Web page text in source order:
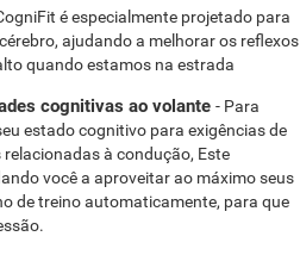
é especialmente projetado para
ajudando a melhorar os reflexos
quando estamos na estrada
cognitivas ao volante - Para
estado cognitivo para exigências de
à condução, Este
você a aproveitar ao máximo seus
de treino automaticamente, para que